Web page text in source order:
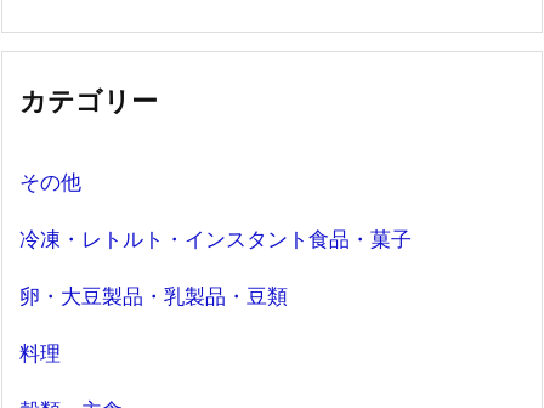
カテゴリー
その他
冷凍・レトルト・インスタント食品・菓子
卵・大豆製品・乳製品・豆類
料理